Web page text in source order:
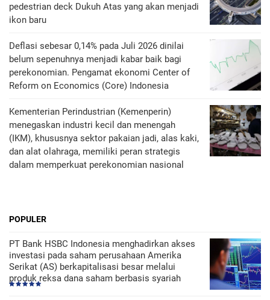
pedestrian deck Dukuh Atas yang akan menjadi
ikon baru
Deflasi sebesar 0,14% pada Juli 2026 dinilai
belum sepenuhnya menjadi kabar baik bagi
perekonomian. Pengamat ekonomi Center of
Reform on Economics (Core) Indonesia
Kementerian Perindustrian (Kemenperin)
menegaskan industri kecil dan menengah
(IKM), khususnya sektor pakaian jadi, alas kaki,
dan alat olahraga, memiliki peran strategis
dalam memperkuat perekonomian nasional
POPULER
PT Bank HSBC Indonesia menghadirkan akses
investasi pada saham perusahaan Amerika
Serikat (AS) berkapitalisasi besar melalui
produk reksa dana saham berbasis syariah